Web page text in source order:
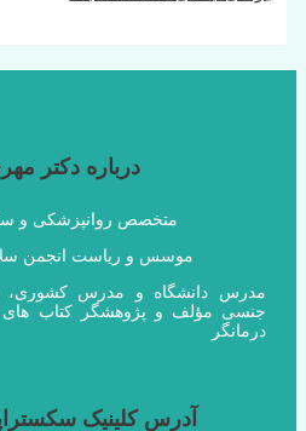
درباره دکتر
متخصص روانپزشکی و
موسس و ریاست انجمن
مدرس دانشگاه و مدرس کشوری،
جنسی مؤلف و پژوهشگر کتاب های
درمانگر
آدرس کلینیک